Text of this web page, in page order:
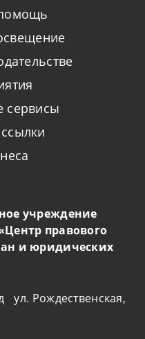
сервисы
учреждение
правового
и юридических
ул. Рождественская,